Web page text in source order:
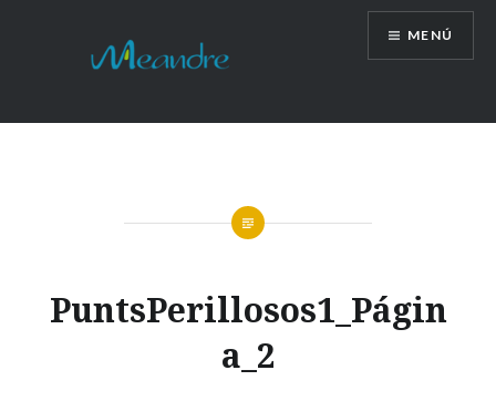
MENÚ
PuntsPerillosos1_Págin
a_2